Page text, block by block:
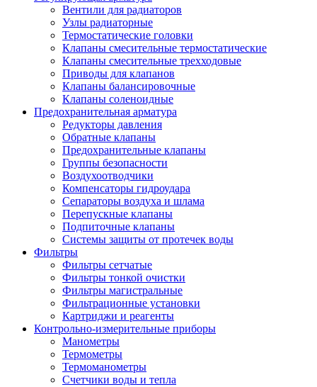
Вентили для радиаторов
Узлы радиаторные
Термостатические головки
Клапаны смесительные термостатические
Клапаны смесительные трехходовые
Приводы для клапанов
Клапаны балансировочные
Клапаны соленоидные
Предохранительная арматура
Редукторы давления
Обратные клапаны
Предохранительные клапаны
Группы безопасности
Воздухоотводчики
Компенсаторы гидроудара
Сепараторы воздуха и шлама
Перепускные клапаны
Подпиточные клапаны
Системы защиты от протечек воды
Фильтры
Фильтры сетчатые
Фильтры тонкой очистки
Фильтры магистральные
Фильтрационные установки
Картриджи и реагенты
Контрольно-измерительные приборы
Манометры
Термометры
Термоманометры
Счетчики воды и тепла